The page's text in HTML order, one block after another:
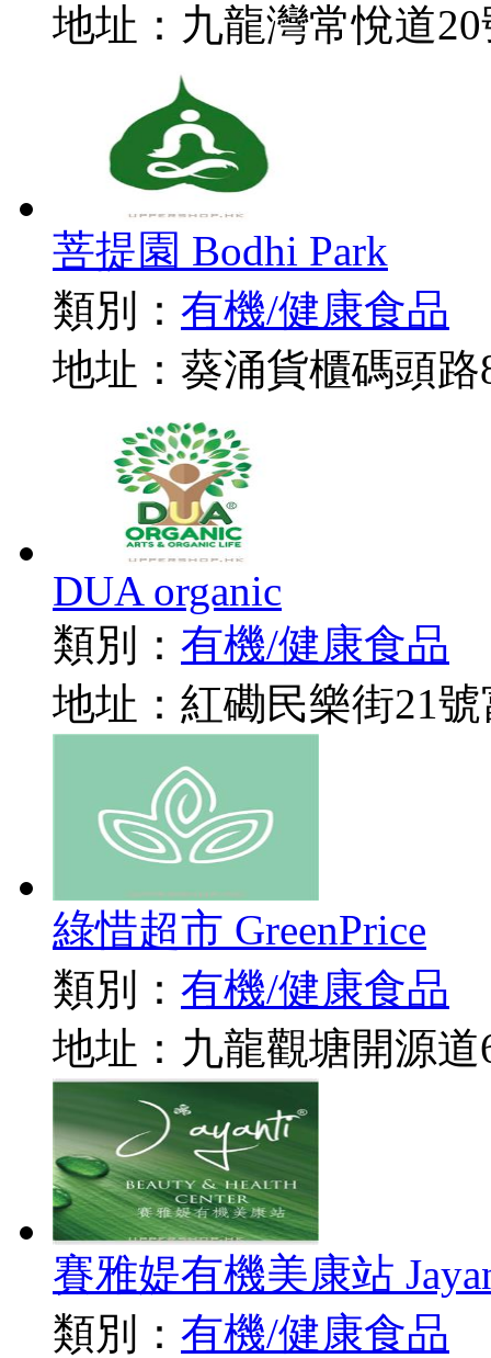
地址：九龍灣常悅道
菩提園 Bodhi Park
類別： 有機/健康食品
地址：葵涌貨櫃碼頭
DUA organic
類別： 有機/健康食品
地址：紅磡民樂街21
綠惜超市 GreenPrice
類別： 有機/健康食品
地址：九龍觀塘開源
賽雅媞有機美康站
類別： 有機/健康食品